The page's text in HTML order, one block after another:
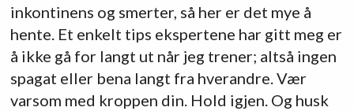
inkontinens og smerter, så her er det mye å
hente. Et enkelt tips ekspertene har gitt meg er
å ikke gå for langt ut når jeg trener; altså ingen
spagat eller bena langt fra hverandre. Vær
varsom med kroppen din. Hold igjen. Og husk